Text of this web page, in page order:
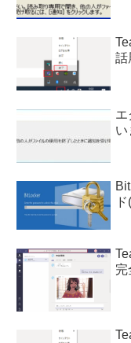
話
エ
い
完